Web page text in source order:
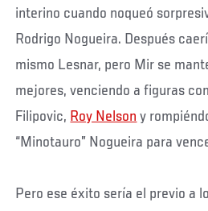
interino cuando noqueó
Rodrigo Nogueira. Después
mismo Lesnar, pero Mir se
mejores, venciendo a figuras
Filipovic, Roy Nelson y
“Minotauro” Nogueira para
Pero ese éxito sería el previo a